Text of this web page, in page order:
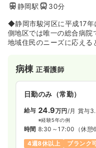
訪問診療
日勤のみ（常勤）
給与 22.5〜37.2
時間 9:00～17:30 （休憩
土日祝休み
担当業務未
月給37万円以上可
静岡駅
30分
◆静岡市駿河区に平成17年
側地区では唯一の総合病
地域住民のニーズに応える
病棟正看護師
日勤のみ（常勤）
給与 24.9万円 /月 賞与
※経験5年の例
時間 8:30～17:00 （休憩
4週8休以上
ブランク